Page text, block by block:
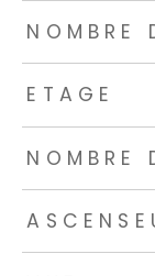
NOMBRE
ETAGE
NOMBRE